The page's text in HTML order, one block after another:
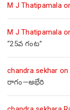
M J Thatipamala
M J Thatipamala
“25వ గంట”
chandra sekhar on
రాగం—అభేరి